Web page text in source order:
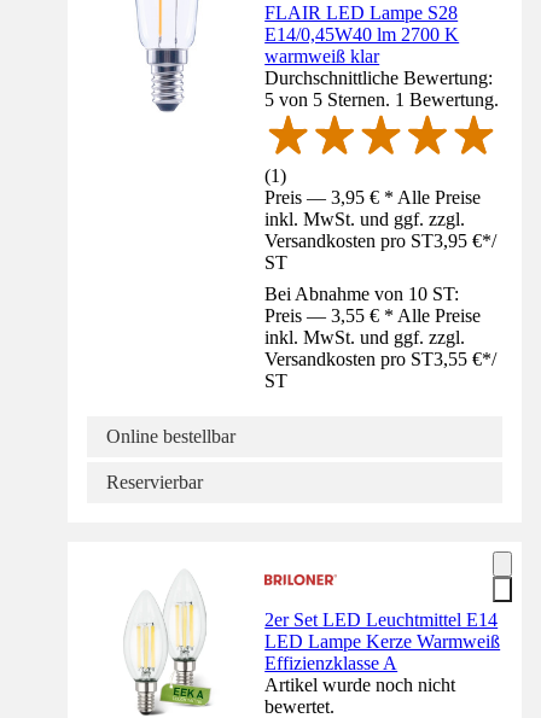
FLAIR LED Lampe S28
E14/0,45W40 lm 2700 K
warmweiß klar
Durchschnittliche Bewertung:
5 von 5 Sternen. 1 Bewertung.
(1)
Preis — 3,95 € * Alle Preise
inkl. MwSt. und ggf. zzgl.
Versandkosten pro ST3,95 €*/
ST
Bei Abnahme von 10 ST:
Preis — 3,55 € * Alle Preise
inkl. MwSt. und ggf. zzgl.
Versandkosten pro ST3,55 €*/
ST
Online bestellbar
Reservierbar
2er Set LED Leuchtmittel E14
LED Lampe Kerze Warmweiß
Effizienzklasse A
Artikel wurde noch nicht
bewertet.